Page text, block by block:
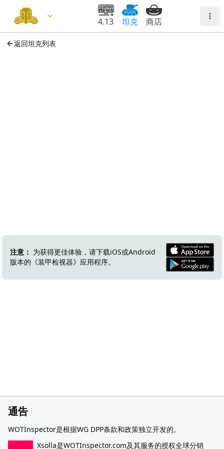
4.13 坦克 商店
返回坦克列表
注意： 为获得更佳体验，请下载iOS或Android
版本的《装甲检视器》应用程序。
通告
WOTInspector是根据WG DPP条款和政策独立开发的。
Xsolla是WOTInspector.com及其服务的授权全球分销